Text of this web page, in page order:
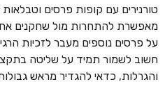
טורנירים עם קופות פרסים
מאפשרת להתחרות מול שחקנים
על פרסים נוספים מעבר לזכיות
חשוב לשמור תמיד על שליטה
והגרלות, כדאי להגדיר מראש